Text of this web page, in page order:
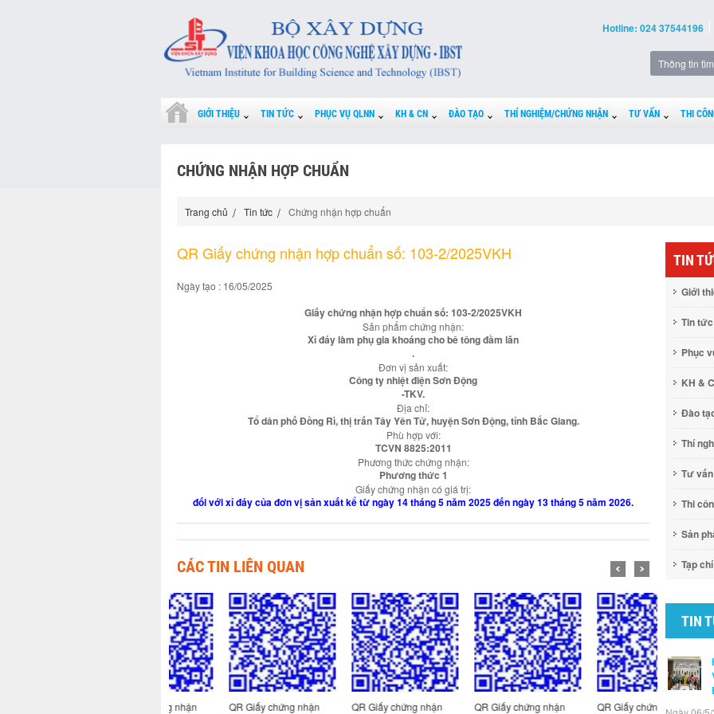
Hotline: 024 37544196
GIỚI THIỆU TIN TỨC PHỤC VỤ QLNN KH & CN ĐÀO TẠO THÍ NGHIỆM/CHỨNG NHẬN TƯ VẤN THI
CHỨNG NHẬN HỢP CHUẨN
Trang chủ Tin tức Chứng nhận hợp chuẩn
QR Giấy chứng nhận hợp chuẩn số: 103-2/2025VKH
Ngày tạo : 16/05/2025
Giấy chứng nhận hợp chuẩn số: 103-2/2025VKH
Sản phẩm chứng nhận:
Xỉ đáy làm phụ gia khoáng cho bê tông đầm lăn
.
Đơn vị sản xuất:
Công ty nhiệt điện Sơn Động
-TKV.
Địa chỉ:
Tổ dân phố Đồng Rì, thị trấn Tây Yên Tử, huyện Sơn Động, tỉnh Bắc Giang.
Phù hợp với:
TCVN 8825:2011
Phương thức chứng nhận:
Phương thức 1
Giấy chứng nhận có giá trị:
đối với xỉ đáy của đơn vị sản xuất kể từ ngày 14 tháng 5 năm 2025 đến ngày 13 tháng 5 năm 2026.
CÁC TIN LIÊN QUAN
QR Giấy chứng nhận
QR Giấy chứng nhận
QR Giấy chứng nhận
QR Giấy chứng nhận
QR Giấy
TIN
Giới
Tin tức
Phục
KH &
Đào
Thí
Tư vấn
Thi
Sản
Tạp chí
TIN